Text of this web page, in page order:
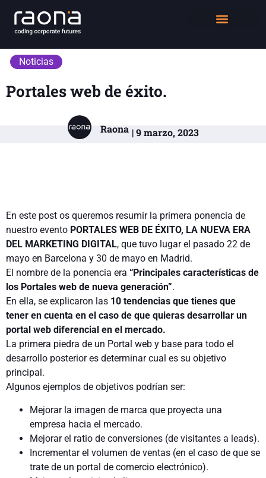
Noticias
Portales web de éxito.
Raona | 9 marzo, 2023
En este post os queremos resumir la primera ponencia de
nuestro evento PORTALES WEB DE ÉXITO, LA NUEVA ERA
DEL MARKETING DIGITAL, que tuvo lugar el pasado 22 de
mayo en Barcelona y 30 de mayo en Madrid.
El nombre de la ponencia era “Principales características de
los Portales web de nueva generación”.
En ella, se explicaron las 10 tendencias que tienes que
tener en cuenta en el caso de que quieras desarrollar un
portal web diferencial en el mercado.
La primera piedra de un Portal web y base para todo el
desarrollo posterior es determinar cual es su objetivo
principal.
Algunos ejemplos de objetivos podrían ser:
Mejorar la imagen de marca que proyecta una
empresa hacia el mercado.
Mejorar el ratio de conversiones (de visitantes a leads).
Incrementar el volumen de ventas (en el caso de que se
trate de un portal de comercio electrónico).